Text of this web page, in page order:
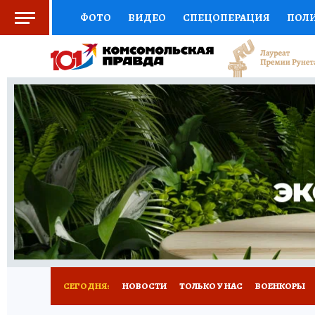
ФОТО ВИДЕО СПЕЦОПЕРАЦИЯ
СОЦПОДДЕРЖКА НАУКА СПЕЦПРОЕКТЫ
НАЦИОНАЛЬНЫЕ ПРОЕКТЫ РОССИИ
ЖЕНСКИЕ СЕКРЕТЫ ПУТЕВОДИТЕЛЬ
ДЕФИЦИТ ЖЕЛЕЗА ПРЕСС-ЦЕНТР
РЕКЛАМА ТЕСТЫ НОВОЕ НА САЙТЕ
СЕГОДНЯ: НОВОСТИ ТОЛЬКО У НАС ВОЕНКОРЫ